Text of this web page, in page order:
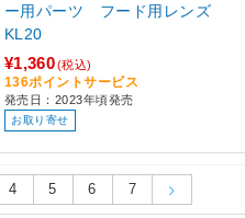
ー用パーツ フード用レンズ
KL20
¥1,360(税込)
136ポイントサービス
発売日：2023年頃発売
お取り寄せ
4 5 6 7